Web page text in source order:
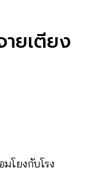
ยเตียง
โยงกับโรง